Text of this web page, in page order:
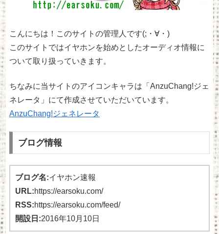
こんにちは！このサイトの管理人です(;・∀・)
このサイトではイヤホンを始めとしたオーディオ情報に
ついて取り扱っていきます。
ちなみに当サイトのアイコンキャラは「AnzuChang!ジェ
ネレータ」にて作成させていただいています。
AnzuChang!ジェネレータ
ブログ情報
ブログ名:イヤホン速報
URL:https://earsoku.com/
RSS:https://earsoku.com/feed/
開設日:2016年10月10日